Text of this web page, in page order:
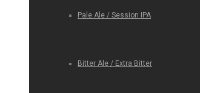
Pale Ale / Session IPA
Bitter Ale / Extra Bitter